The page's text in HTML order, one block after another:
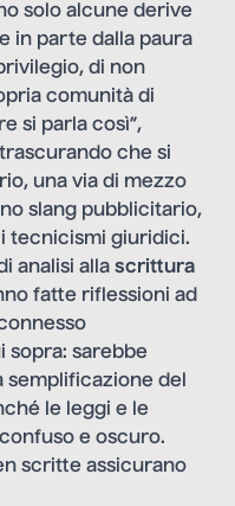
solo alcune derive
in parte dalla paura
di non
comunità di
si parla così”,
che si
una via di mezzo
slang pubblicitario,
tecnicismi giuridici.
analisi alla scrittura
fatte riflessioni ad
sopra: sarebbe
semplificazione del
le leggi e le
e oscuro.
scritte assicurano